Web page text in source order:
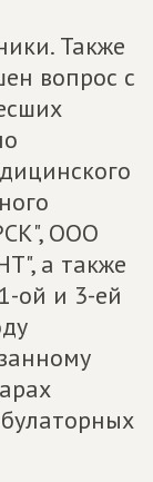
Также
вопрос с
ООО
а также
ой и 3-ей